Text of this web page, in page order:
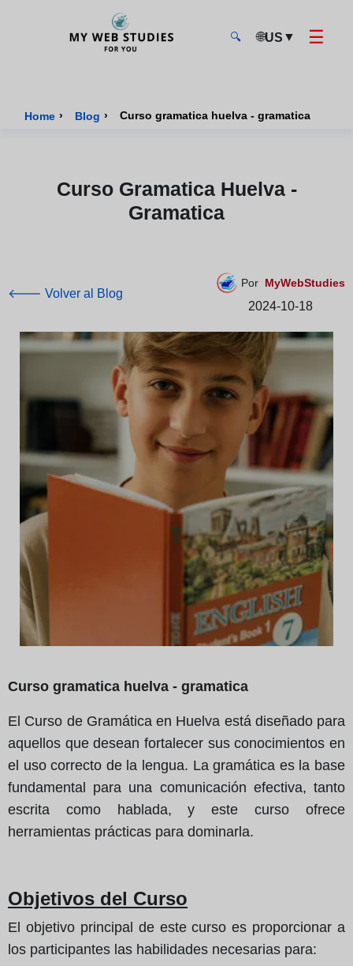
🔍 🌐US ▼ ☰
Home › Blog › Curso gramatica huelva - gramatica
Curso Gramatica Huelva -
Gramatica
🡐 Volver al Blog
Por MyWebStudies
2024-10-18
Curso gramatica huelva - gramatica
El Curso de Gramática en Huelva está diseñado para
aquellos que desean fortalecer sus conocimientos en
el uso correcto de la lengua. La gramática es la base
fundamental para una comunicación efectiva, tanto
escrita como hablada, y este curso ofrece
herramientas prácticas para dominarla.
Objetivos del Curso
El objetivo principal de este curso es proporcionar a
los participantes las habilidades necesarias para: